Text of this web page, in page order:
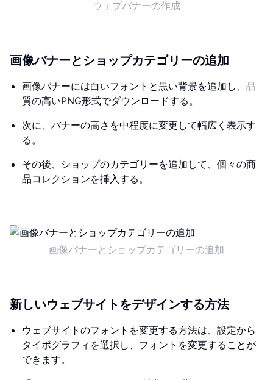
ウェブバナーの作成
画像バナーとショップカテゴリーの追加
画像バナーには白いフォントと黒い背景を追加し、品
質の高いPNG形式でダウンロードする。
次に、バナーの高さを中程度に変更して幅広く表示す
る。
その後、ショップのカテゴリーを追加して、個々の商
品コレクションを挿入する。
画像バナーとショップカテゴリーの追加
新しいウェブサイトをデザインする方法
ウェブサイトのフォントを変更する方法は、設定から
タイポグラフィを選択し、フォントを変更することが
できます。